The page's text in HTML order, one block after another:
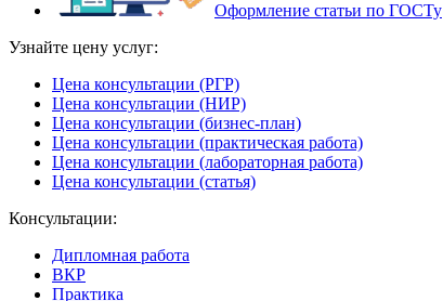
Оформление статьи по ГОСТу
Узнайте цену услуг:
Цена консультации (РГР)
Цена консультации (НИР)
Цена консультации (бизнес-план)
Цена консультации (практическая работа)
Цена консультации (лабораторная работа)
Цена консультации (статья)
Консультации:
Дипломная работа
ВКР
Практика